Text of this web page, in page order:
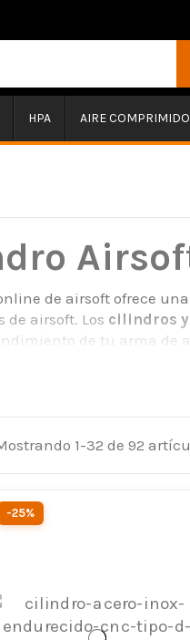
HPA AIRE COMPRIMIDO
de airsoft ofrece una
airsoft. Los cilindros
de tu arma de
de alta potencia para
para mejorar la
lacabeza de
lugar perfecto para
1-32 de 92
-25%